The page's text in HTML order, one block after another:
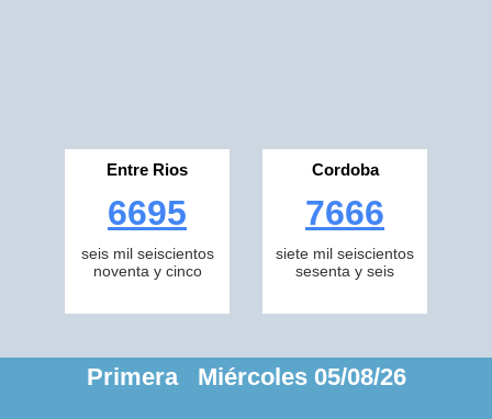
Entre Rios
6695
seis mil seiscientos
noventa y cinco
Cordoba
7666
siete mil seiscientos
sesenta y seis
Primera Miércoles 05/08/26